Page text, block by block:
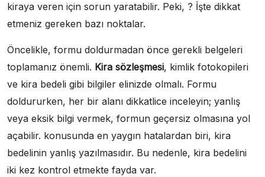
kiraya veren için sorun yaratabilir. Peki, ? İşte dikkat
etmeniz gereken bazı noktalar.
Öncelikle, formu doldurmadan önce gerekli belgeleri
toplamanız önemli. Kira sözleşmesi, kimlik fotokopileri
ve kira bedeli gibi bilgiler elinizde olmalı. Formu
doldururken, her bir alanı dikkatlice inceleyin; yanlış
veya eksik bilgi vermek, formun geçersiz olmasına yol
açabilir. konusunda en yaygın hatalardan biri, kira
bedelinin yanlış yazılmasıdır. Bu nedenle, kira bedelini
iki kez kontrol etmekte fayda var.